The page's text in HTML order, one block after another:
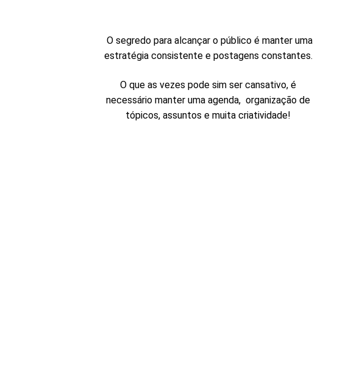
O segredo para alcançar o público é manter uma
estratégia consistente e postagens constantes.
O que as vezes pode sim ser cansativo, é
necessário manter uma agenda, organização de
tópicos, assuntos e muita criatividade!